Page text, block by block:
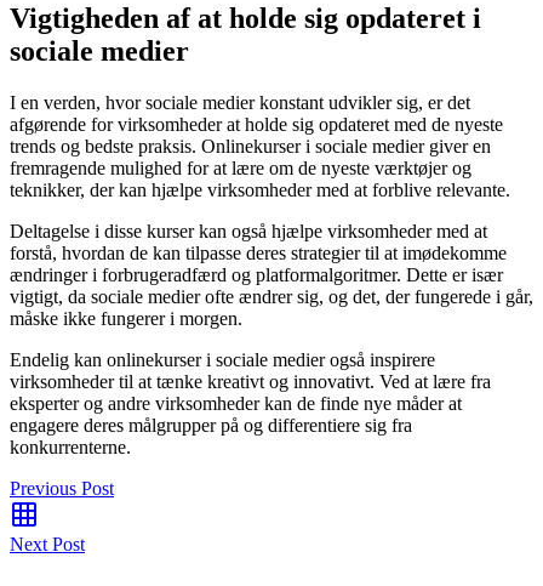
Vigtigheden af at holde sig opdateret i
sociale medier
I en verden, hvor sociale medier konstant udvikler sig, er det
afgørende for virksomheder at holde sig opdateret med de nyeste
trends og bedste praksis. Onlinekurser i sociale medier giver en
fremragende mulighed for at lære om de nyeste værktøjer og
teknikker, der kan hjælpe virksomheder med at forblive relevante.
Deltagelse i disse kurser kan også hjælpe virksomheder med at
forstå, hvordan de kan tilpasse deres strategier til at imødekomme
ændringer i forbrugeradfærd og platformalgoritmer. Dette er især
vigtigt, da sociale medier ofte ændrer sig, og det, der fungerede i går,
måske ikke fungerer i morgen.
Endelig kan onlinekurser i sociale medier også inspirere
virksomheder til at tænke kreativt og innovativt. Ved at lære fra
eksperter og andre virksomheder kan de finde nye måder at
engagere deres målgrupper på og differentiere sig fra
konkurrenterne.
Previous Post
Next Post